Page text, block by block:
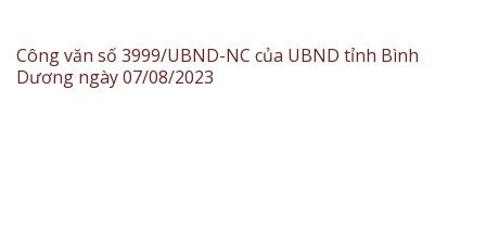
Công văn số 3999/UBND-NC của UBND tỉnh Bình
Dương ngày 07/08/2023